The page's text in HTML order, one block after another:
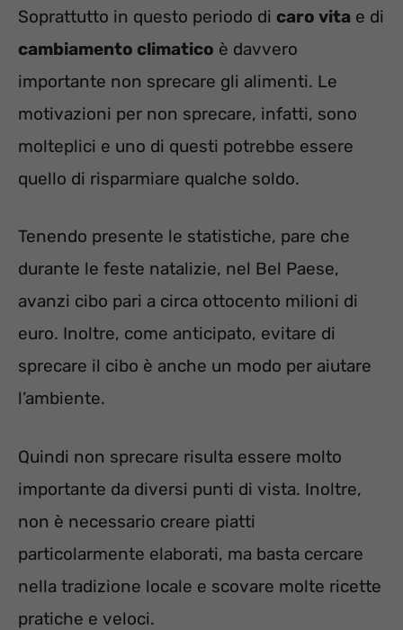
Soprattutto in questo periodo di caro vita e di
cambiamento climatico è davvero
importante non sprecare gli alimenti. Le
motivazioni per non sprecare, infatti, sono
molteplici e uno di questi potrebbe essere
quello di risparmiare qualche soldo.
Tenendo presente le statistiche, pare che
durante le feste natalizie, nel Bel Paese,
avanzi cibo pari a circa ottocento milioni di
euro. Inoltre, come anticipato, evitare di
sprecare il cibo è anche un modo per aiutare
l’ambiente.
Quindi non sprecare risulta essere molto
importante da diversi punti di vista. Inoltre,
non è necessario creare piatti
particolarmente elaborati, ma basta cercare
nella tradizione locale e scovare molte ricette
pratiche e veloci.